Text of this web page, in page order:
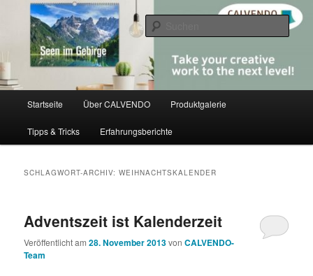
primären
springen
sekundären
springenCALVENDO
share creativity
Startseite Über CALVENDO Produktgalerie
Tipps & Tricks Erfahrungsberichte
SCHLAGWORT-ARCHIV:WEIHNACHTSKALENDER
Adventszeit ist Kalenderzeit
Veröffentlicht am28. November 2013vonCALVENDO-
Team